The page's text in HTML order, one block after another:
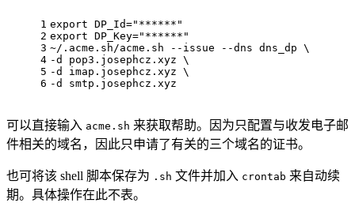
1
2
3
4
5
6
export DP_Id="******"
export DP_Key="******"
~/.acme.sh/acme.sh --issue --dns dns_dp \
-d pop3.josephcz.xyz \
-d imap.josephcz.xyz \
-d smtp.josephcz.xyz
可以直接输入 acme.sh 来获取帮助。因为只配置与收发电子邮
件相关的域名，因此只申请了有关的三个域名的证书。
也可将该 shell 脚本保存为 .sh 文件并加入 crontab 来自动续
期。具体操作在此不表。